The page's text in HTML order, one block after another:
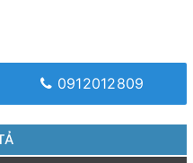
0912012809